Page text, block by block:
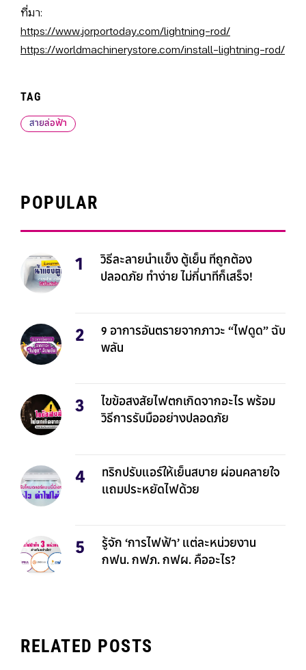
ที่มา:
https://www.jorportoday.com/lightning-rod/
https://worldmachinerystore.com/install-lightning-rod/
TAG
สายล่อฟ้า
POPULAR
วิธีละลายน้ำแข็ง ตู้เย็น ที่ถูกต้อง
ปลอดภัย ทำง่าย ไม่กี่นาทีก็เสร็จ!
9 อาการอันตรายจากภาวะ “ไฟดูด” ฉับ
พลัน
ไขข้อสงสัยไฟตกเกิดจากอะไร พร้อม
วิธีการรับมืออย่างปลอดภัย
ทริกปรับแอร์ให้เย็นสบาย ผ่อนคลายใจ
แถมประหยัดไฟด้วย
รู้จัก ‘การไฟฟ้า’ แต่ละหน่วยงาน
กฟน. กฟภ. กฟผ. คืออะไร?
RELATED POSTS